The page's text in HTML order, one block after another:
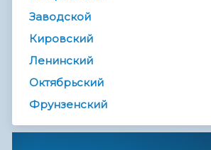
Заводской
Кировский
Ленинский
Октябрьский
Фрунзенский